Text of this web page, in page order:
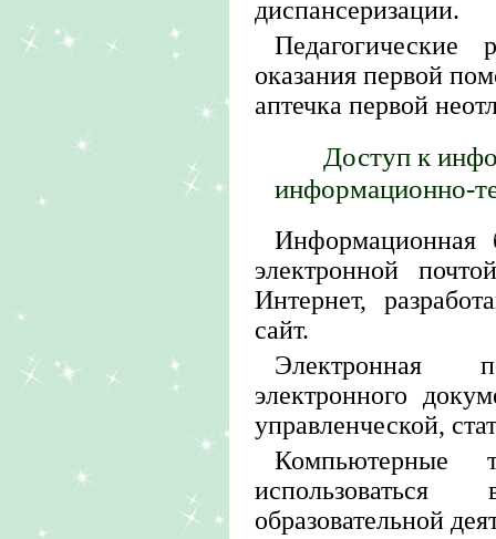
диспансеризации.
Педагогические
оказания первой
аптечка первой
Доступ к
информационно-
Информационная
электронной
Интернет,
сайт.
Электронная
электронного
управленческой,
Компьютерные
образовательной